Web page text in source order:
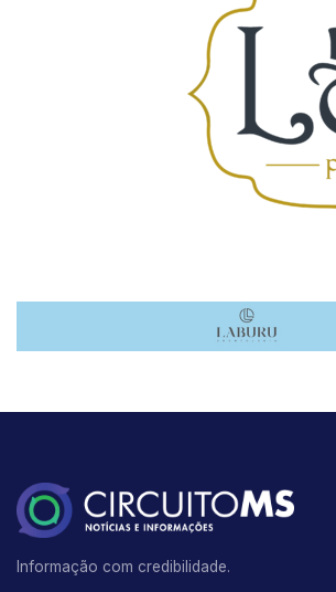
Informação com credibilidade.